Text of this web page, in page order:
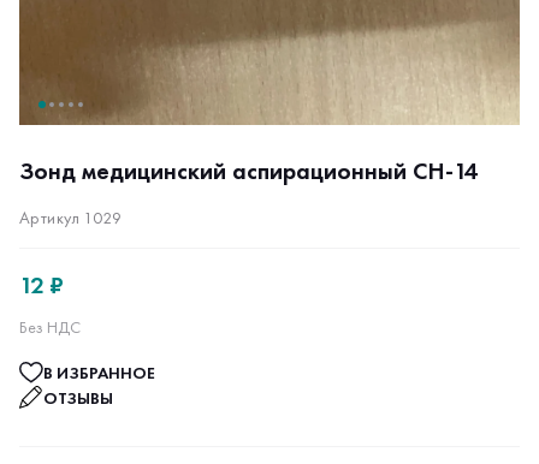
Зонд медицинский аспирационный CH-14
Артикул 1029
12 ₽
Без НДС
В ИЗБРАННОЕ
ОТЗЫВЫ